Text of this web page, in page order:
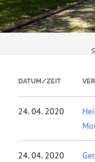
DATUM/ZEIT
24. 04. 2020
24. 04. 2020